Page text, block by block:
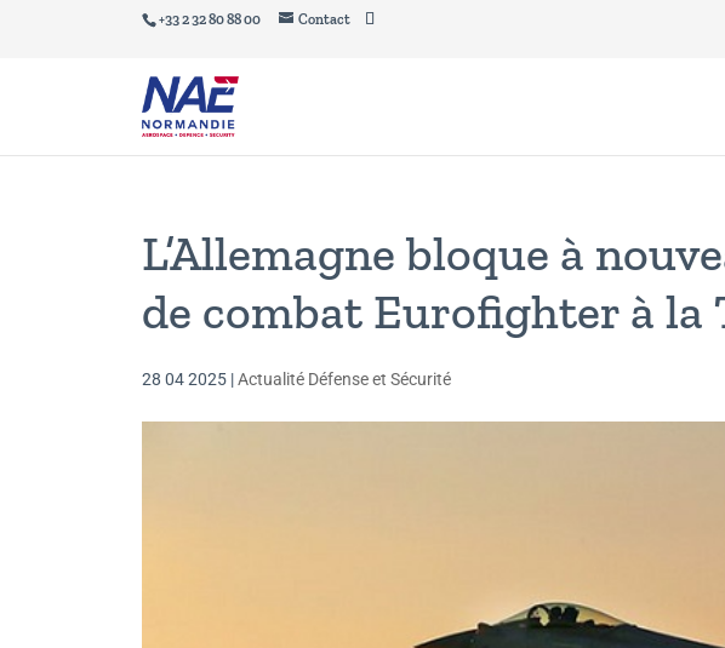
+33 2 32 80 88 00 Contact
L’Allemagne bloque à
de combat Eurofighter à la
28 04 2025 |Actualité Défense et Sécurité